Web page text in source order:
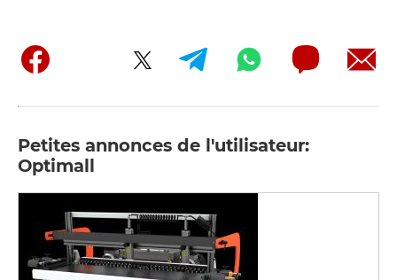
Petites annonces de l'utilisateur:
Optimall